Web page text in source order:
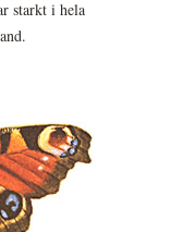
starkt i hela